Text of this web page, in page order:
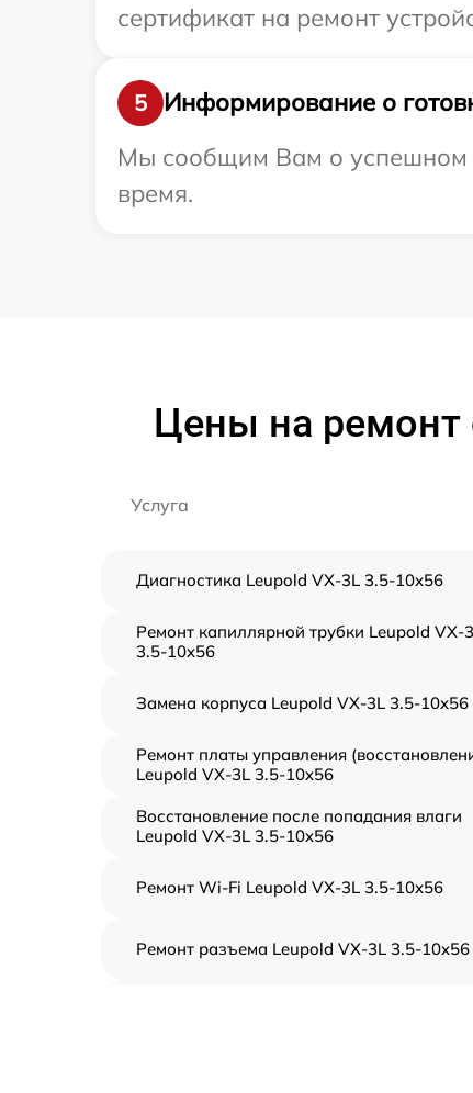
сертификат на ремонт
5
Информирование о
Мы сообщим Вам о успешном
время.
Цены на ремонт
Услуга
Диагностика Leupold VX-3L 3.5-10x56
Ремонт капиллярной трубки Leupold VX-
3.5-10x56
Замена корпуса Leupold VX-3L 3.5-10x56
Ремонт платы управления
Leupold VX-3L 3.5-10x56
Восстановление после попадания влаги
Leupold VX-3L 3.5-10x56
Ремонт Wi-Fi Leupold VX-3L 3.5-10x56
Ремонт разъема Leupold VX-3L 3.5-10x56